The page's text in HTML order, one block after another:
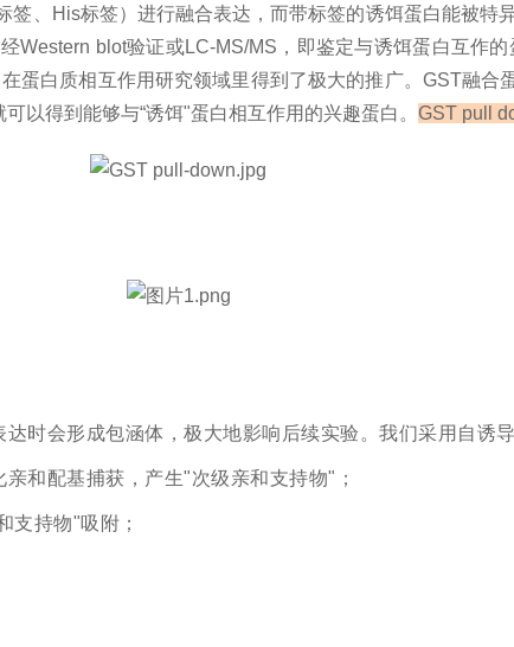
签 、His标签）进行融合表达 ，而带标签的诱饵蛋白能被特
Western blot验证或LC-MS/MS ，即鉴定与诱饵蛋白互作
蛋白质相互作用研究领域里得到了极大的推广。GST融合
以得到能够与“诱饵"蛋白相互作用的兴趣蛋白。 GST pull
时会形成包涵体，极大地影响后续实验。我们采用自诱
和配基捕获，产生"次级亲和支持物"；
支持物"吸附；